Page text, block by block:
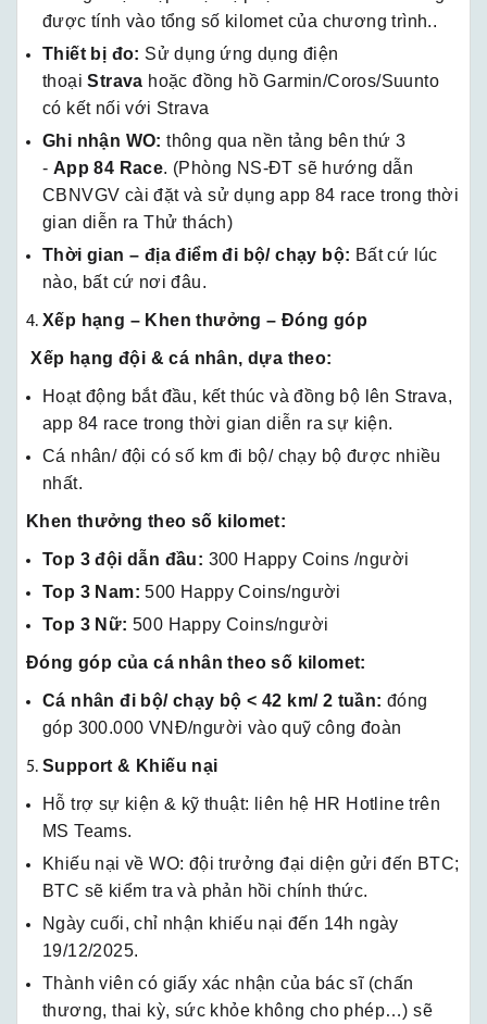
được tính vào tổng số kilomet của chương trình..
Thiết bị đo: Sử dụng ứng dụng điện
thoạiStrava hoặc đồng hồ Garmin/Coros/Suunto
có kết nối với Strava
Ghi nhận WO: thông qua nền tảng bên thứ 3
- App 84 Race. (Phòng NS-ĐT sẽ hướng dẫn
CBNVGV cài đặt và sử dụng app 84 race trong thời
gian diễn ra Thử thách)
Thời gian – địa điểm đi bộ/ chạy bộ: Bất cứ lúc
nào, bất cứ nơi đâu.
Xếp hạng – Khen thưởng – Đóng góp
Xếp hạng đội & cá nhân, dựa theo:
Hoạt động bắt đầu, kết thúc và đồng bộ lên Strava,
app 84 race trong thời gian diễn ra sự kiện.
Cá nhân/ đội có số km đi bộ/ chạy bộ được nhiều
nhất.
Khen thưởng theo số kilomet:
Top 3 đội dẫn đầu: 300 Happy Coins /người
Top 3 Nam: 500 Happy Coins/người
Top 3 Nữ: 500 Happy Coins/người
Đóng góp của cá nhân theo số kilomet:
Cá nhân đi bộ/ chạy bộ < 42 km/ 2 tuần: đóng
góp 300.000 VNĐ/người vào quỹ công đoàn
Support & Khiếu nại
Hỗ trợ sự kiện & kỹ thuật: liên hệ HR Hotline trên
MS Teams.
Khiếu nại về WO: đội trưởng đại diện gửi đến BTC;
BTC sẽ kiểm tra và phản hồi chính thức.
Ngày cuối, chỉ nhận khiếu nại đến 14h ngày
19/12/2025.
Thành viên có giấy xác nhận của bác sĩ (chấn
thương, thai kỳ, sức khỏe không cho phép…) sẽ